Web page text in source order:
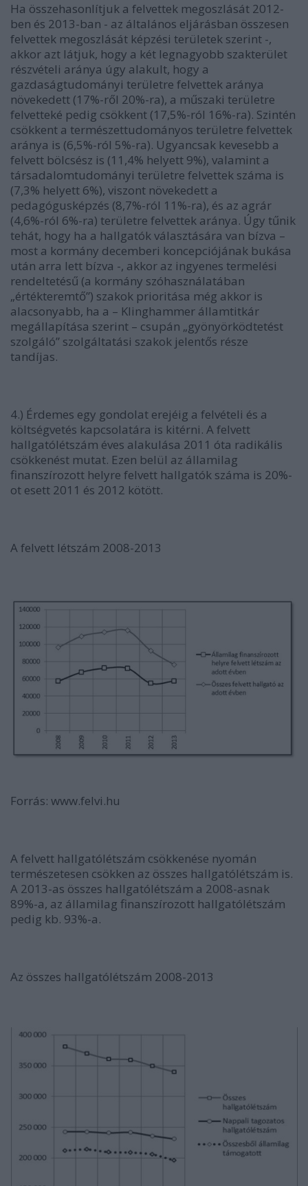
Ha összehasonlítjuk a felvettek megoszlását 2012-
ben és 2013-ban - az általános eljárásban összesen
felvettek megoszlását képzési területek szerint -,
akkor azt látjuk, hogy a két legnagyobb szakterület
részvételi aránya úgy alakult, hogy a
gazdaságtudományi területre felvettek aránya
növekedett (17%-ről 20%-ra), a műszaki területre
felvetteké pedig csökkent (17,5%-ról 16%-ra). Szintén
csökkent a természettudományos területre felvettek
aránya is (6,5%-ról 5%-ra). Ugyancsak kevesebb a
felvett bölcsész is (11,4% helyett 9%), valamint a
társadalomtudományi területre felvettek száma is
(7,3% helyett 6%), viszont növekedett a
pedagógusképzés (8,7%-ról 11%-ra), és az agrár
(4,6%-ról 6%-ra) területre felvettek aránya. Úgy tűnik
tehát, hogy ha a hallgatók választására van bízva –
most a kormány decemberi koncepciójának bukása
után arra lett bízva -, akkor az ingyenes termelési
rendeltetésű (a kormány szóhasználatában
„értékteremtő”) szakok prioritása még akkor is
alacsonyabb, ha a – Klinghammer államtitkár
megállapítása szerint – csupán „gyönyörködtetést
szolgáló” szolgáltatási szakok jelentős része
tandíjas.
4.) Érdemes egy gondolat erejéig a felvételi és a
költségvetés kapcsolatára is kitérni. A felvett
hallgatólétszám éves alakulása 2011 óta radikális
csökkenést mutat. Ezen belül az államilag
finanszírozott helyre felvett hallgatók száma is 20%-
ot esett 2011 és 2012 kötött.
A felvett létszám 2008-2013
Forrás: www.felvi.hu
A felvett hallgatólétszám csökkenése nyomán
természetesen csökken az összes hallgatólétszám is.
A 2013-as összes hallgatólétszám a 2008-asnak
89%-a, az államilag finanszírozott hallgatólétszám
pedig kb. 93%-a.
Az összes hallgatólétszám 2008-2013